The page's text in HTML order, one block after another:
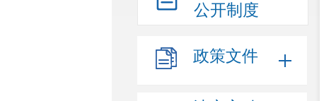
公开制度
政策文件